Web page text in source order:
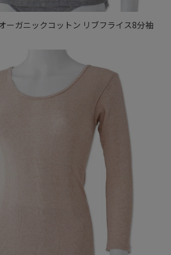
ーガニックコットン リブフライス8分袖